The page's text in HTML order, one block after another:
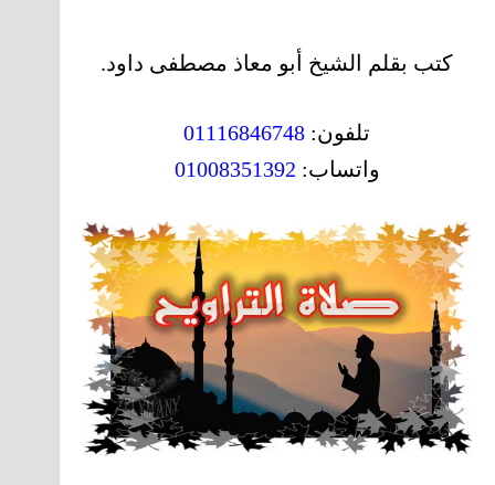
كتب بقلم الشيخ أبو معاذ مصطفى داود.
تلفون: 01116846748
واتساب: 01008351392